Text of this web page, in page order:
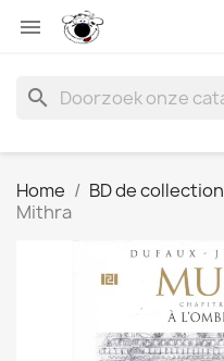

search
Home BD de collection
Mithra